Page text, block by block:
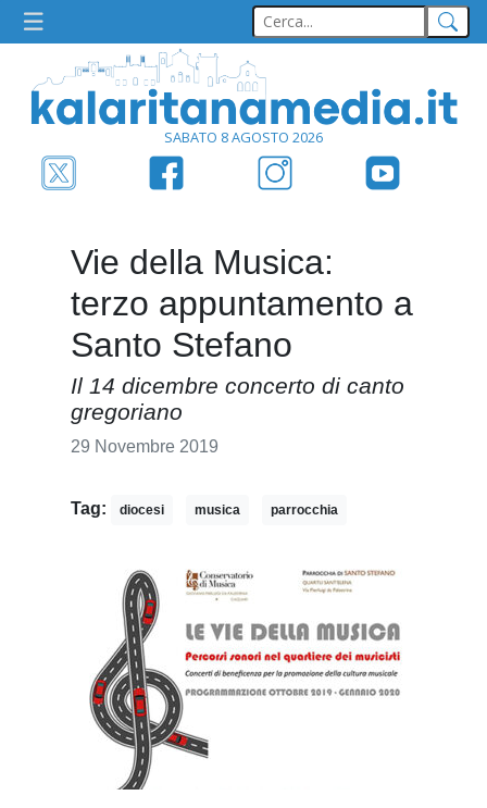
SABATO 8 AGOSTO 2026
Vie della Musica:
terzo appuntamento a
Santo Stefano
Il 14 dicembre concerto di canto
gregoriano
29 Novembre 2019
Tag: diocesi musica parrocchia